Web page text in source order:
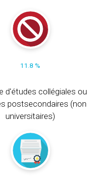
11.8 %
d'études collégiales ou
postsecondaires (non
universitaires)